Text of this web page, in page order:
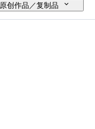
原创作品／复制品